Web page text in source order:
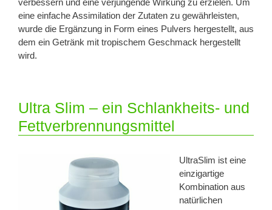
verbessern und eine verjüngende Wirkung zu erzielen. Um
eine einfache Assimilation der Zutaten zu gewährleisten,
wurde die Ergänzung in Form eines Pulvers hergestellt, aus
dem ein Getränk mit tropischem Geschmack hergestellt
wird.
Ultra Slim – ein Schlankheits- und
Fettverbrennungsmittel
UltraSlim ist eine
einzigartige
Kombination aus
natürlichen